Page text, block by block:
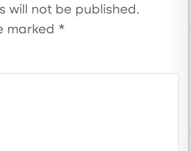
will not be published.
marked *